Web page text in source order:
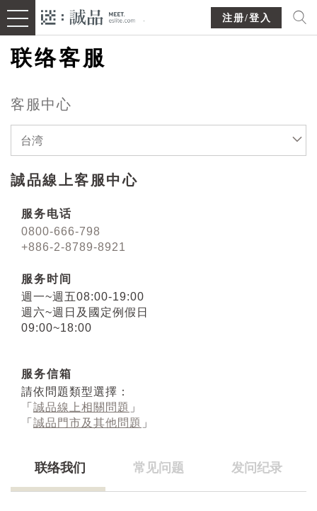
注册/登入
联络客服
客服中心
台湾
誠品線上客服中心
服务电话
0800-666-798
+886-2-8789-8921
服务时间
週一~週五08:00-19:00
週六~週日及國定例假日
09:00~18:00
服务信箱
請依問題類型選擇：
「 誠品線上相關問題 」
「 誠品門市及其他問題 」
联络我们 常见问题 发问纪录